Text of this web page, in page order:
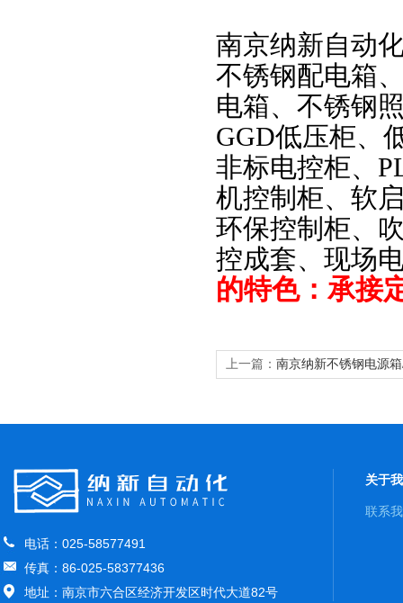
南京纳新自动
不锈钢配电箱
电箱、不锈钢
GGD低压柜、
非标电控柜、
机控制柜、软
环保控制柜、
控成套、现场
的特色：承接
上一篇： 南京纳新不锈钢电源
电话：025-58577491
传真：86-025-58377436
地址：南京市六合区经济开发区时代大道82号
关于
联系